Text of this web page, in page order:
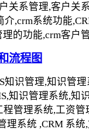
关系管理,客户关
,crm系统功能
的功能,crm客户
流程图
识管理,知识管
知识管理系统,知
管理系统,工资管
理系统 ,CRM 系统